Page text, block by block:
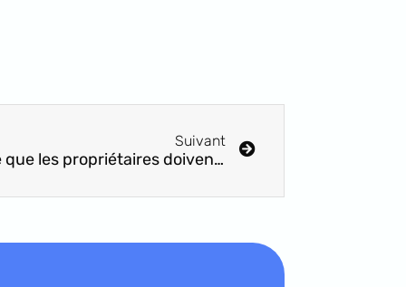
Suivant
Hébergement gratuit et impôts : Ce que les propriétaires doivent savoir